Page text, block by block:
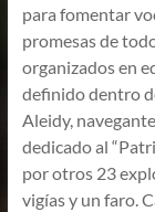
para fomentar
promesas de
organizados en
definido dentro
Aleidy,
dedicado al
por otros 23
vigías y un faro.